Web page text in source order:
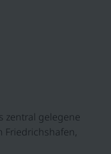
zentral gelegene
Friedrichshafen,